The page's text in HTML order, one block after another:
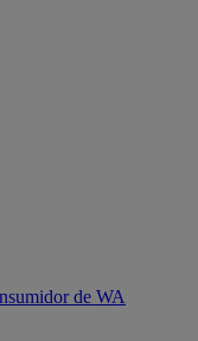
de WA